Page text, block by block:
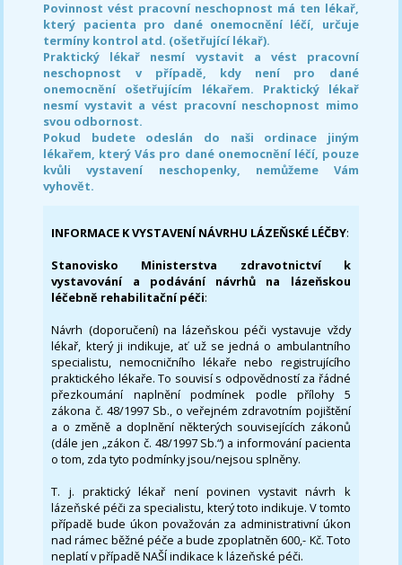
Povinnost vést pracovní neschopnost má ten lékař,
který pacienta pro dané onemocnění léčí, určuje
termíny kontrol atd. (ošetřující lékař).
Praktický lékař nesmí vystavit a vést pracovní
neschopnost v případě, kdy není pro dané
onemocnění ošetřujícím lékařem. Praktický lékař
nesmí vystavit a vést pracovní neschopnost mimo
svou odbornost.
Pokud budete odeslán do naši ordinace jiným
lékařem, který Vás pro dané onemocnění léčí, pouze
kvůli vystavení neschopenky, nemůžeme Vám
vyhovět.
INFORMACE K VYSTAVENÍ NÁVRHU LÁZEŇSKÉ LÉČBY:
Stanovisko Ministerstva zdravotnictví k
vystavování a podávání návrhů na lázeňskou
léčebně rehabilitační péči:
Návrh (doporučení) na lázeňskou péči vystavuje vždy
lékař, který ji indikuje, ať už se jedná o ambulantního
specialistu, nemocničního lékaře nebo registrujícího
praktického lékaře. To souvisí s odpovědností za řádné
přezkoumání naplnění podmínek podle přílohy 5
zákona č. 48/1997 Sb., o veřejném zdravotním pojištění
a o změně a doplnění některých souvisejících zákonů
(dále jen „zákon č. 48/1997 Sb.“) a informování pacienta
o tom, zda tyto podmínky jsou/nejsou splněny.
T. j. praktický lékař není povinen vystavit návrh k
lázeňské péči za specialistu, který toto indikuje. V tomto
případě bude úkon považován za administrativní úkon
nad rámec běžné péče a bude zpoplatněn 600,- Kč. Toto
neplatí v případě NAŠÍ indikace k lázeňské péči.